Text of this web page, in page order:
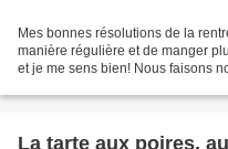
Mes bonnes résolutions de la
manière régulière et de manger
et je me sens bien! Nous faisons
La tarte aux poires,